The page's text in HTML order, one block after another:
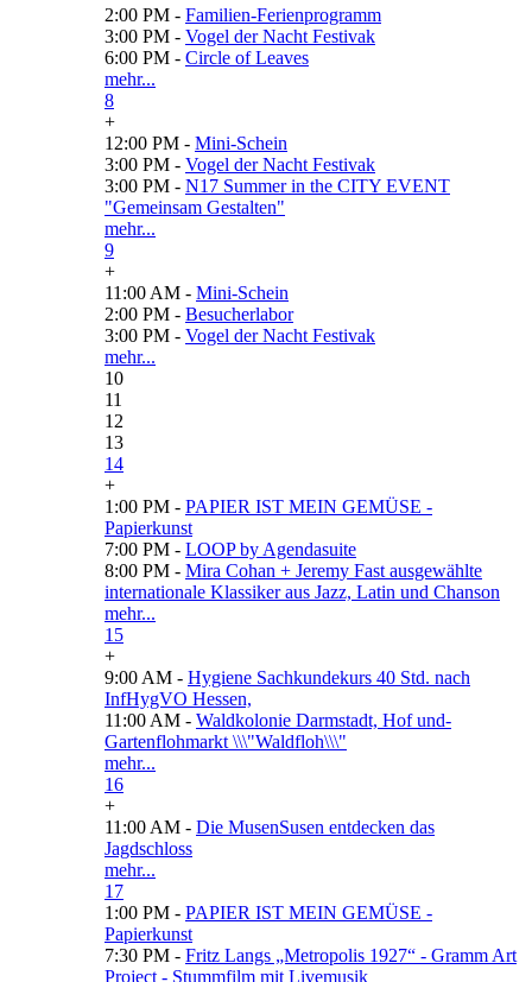
2:00 PM - Familien-Ferienprogramm
3:00 PM - Vogel der Nacht Festivak
6:00 PM - Circle of Leaves
mehr...
8
+
12:00 PM - Mini-Schein
3:00 PM - Vogel der Nacht Festivak
3:00 PM - N17 Summer in the CITY EVENT
"Gemeinsam Gestalten"
mehr...
9
+
11:00 AM - Mini-Schein
2:00 PM - Besucherlabor
3:00 PM - Vogel der Nacht Festivak
mehr...
10
11
12
13
14
+
1:00 PM - PAPIER IST MEIN GEMÜSE -
Papierkunst
7:00 PM - LOOP by Agendasuite
8:00 PM - Mira Cohan + Jeremy Fast ausgewählte
internationale Klassiker aus Jazz, Latin und Chanson
mehr...
15
+
9:00 AM - Hygiene Sachkundekurs 40 Std. nach
InfHygVO Hessen,
11:00 AM - Waldkolonie Darmstadt, Hof und-
Gartenflohmarkt \\\"Waldfloh\\\"
mehr...
16
+
11:00 AM - Die MusenSusen entdecken das
Jagdschloss
mehr...
17
1:00 PM - PAPIER IST MEIN GEMÜSE -
Papierkunst
7:30 PM - Fritz Langs „Metropolis 1927“ - Gramm Art
Project - Stummfilm mit Livemusik